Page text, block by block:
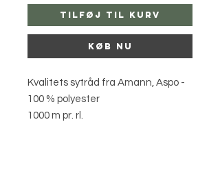
Tilføj til kurv
Køb nu
Kvalitets sytråd fra Amann, Aspo -
100 % polyester
1000 m pr. rl.